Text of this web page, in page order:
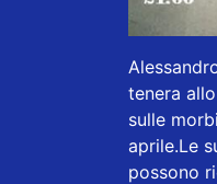
tenera
sulle
aprile.Le
possono